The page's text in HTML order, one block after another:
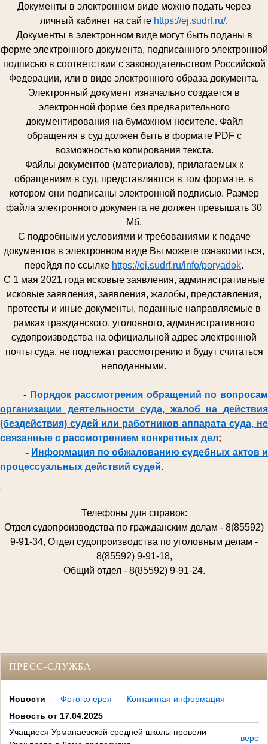
Документы в электронном виде можно подать через
личный кабинет на сайте https://ej.sudrf.ru/.
Документы в электронном виде могут быть поданы в
форме электронного документа, подписанного электронной
подписью в соответствии с законодательством Российской
Федерации, или в виде электронного образа документа.
Электронный документ изначально создается в
электронной форме без предварительного
документирования на бумажном носителе. Файл
обращения в суд должен быть в формате PDF с
возможностью копирования текста.
Файлы документов (материалов), прилагаемых к
обращениям в суд, представляются в том формате, в
котором они подписаны электронной подписью. Размер
файла электронного документа не должен превышать 30
Мб.
С подробными условиями и требованиями к подаче
документов в электронном виде Вы можете ознакомиться,
перейдя по ссылке https://ej.sudrf.ru/info/poryadok.
С 1 мая 2021 года исковые заявления, административные
исковые заявления, заявления, жалобы, представления,
протесты и иные документы, поданные направляемые в
рамках гражданского, уголовного, административного
судопроизводства на официальной адрес электронной
почты суда, не подлежат рассмотрению и будут считаться
неподанными.
- Порядок рассмотрения обращений по вопросам
организации деятельности суда, жалоб на действия
(бездействия) судей или работников аппарата суда, не
связанные с рассмотрением конкретных дел;
- Информация по обжалованию судебных актов и
процессуальных действий судей.
Телефоны для справок:
Отдел судопроизводства по гражданским делам - 8(85592)
9-91-34, Отдел судопроизводства по уголовным делам -
8(85592) 9-91-18,
Общий отдел - 8(85592) 9-91-24.
ПРЕСС-СЛУЖБА
Новости Фотогалерея
Контактная информация
Новость от 17.04.2025
Учащиеся Урманаевской средней школы провели